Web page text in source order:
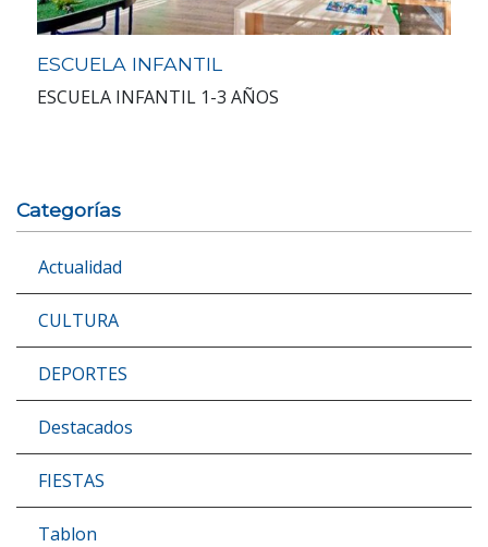
ESCUELA INFANTIL
ESCUELA INFANTIL 1-3 AÑOS
Categorías
Actualidad
CULTURA
DEPORTES
Destacados
FIESTAS
Tablon